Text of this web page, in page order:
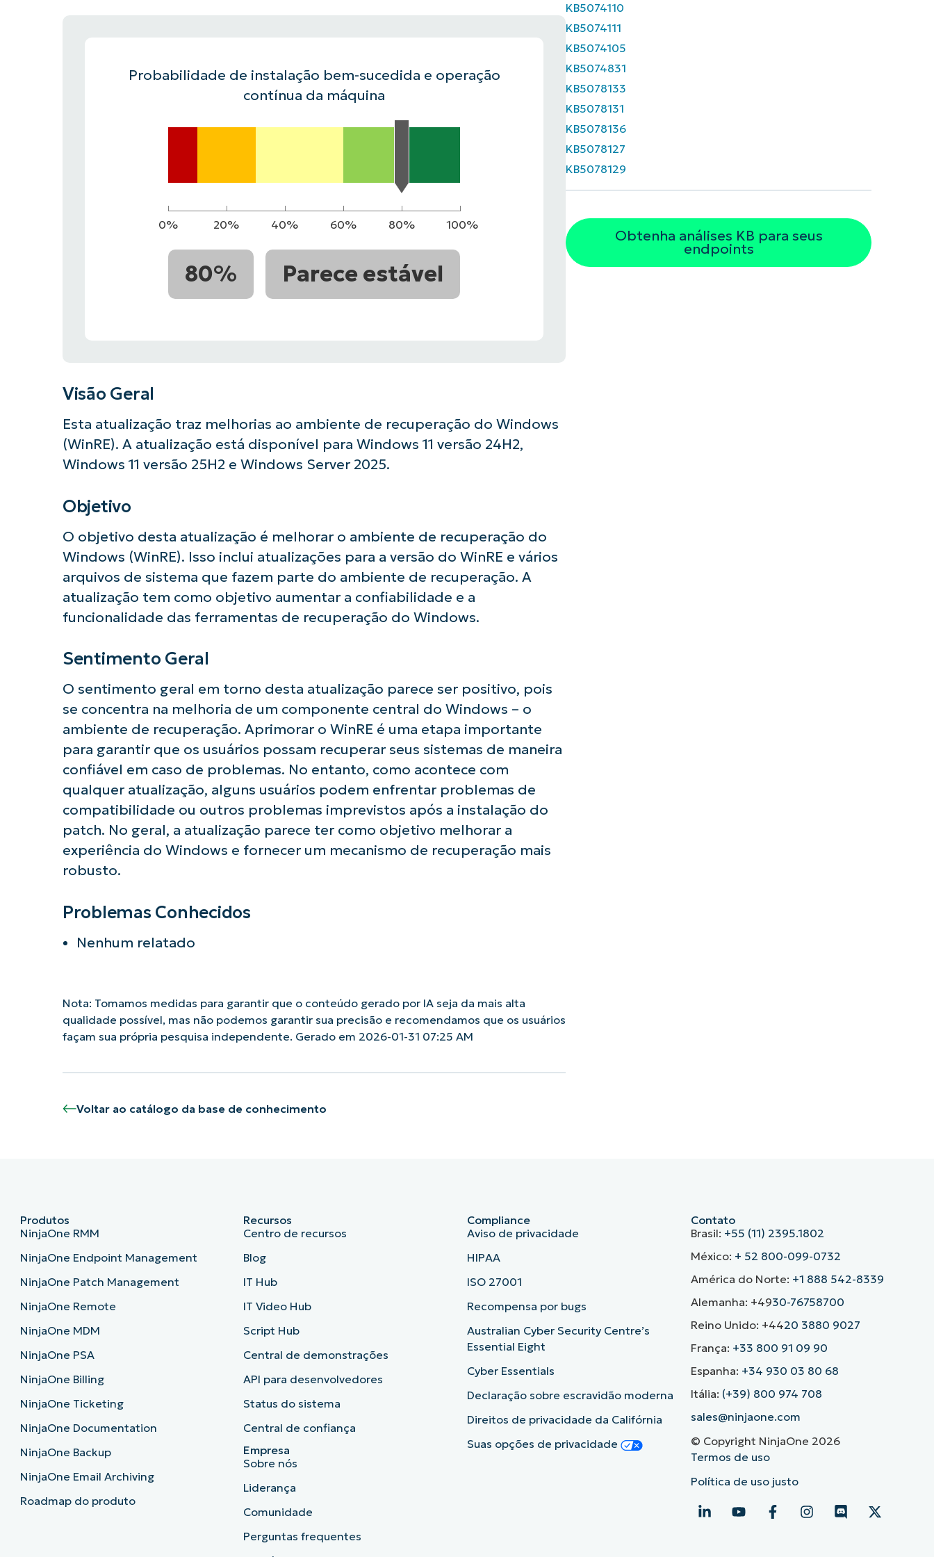
Probabilidade de instalação bem-sucedida e operação
contínua da máquina
0% 20% 40% 60% 80% 100%
80% Parece estável
Visão Geral
Esta atualização traz melhorias ao ambiente de recuperação do Windows
(WinRE). A atualização está disponível para Windows 11 versão 24H2,
Windows 11 versão 25H2 e Windows Server 2025.
Objetivo
O objetivo desta atualização é melhorar o ambiente de recuperação do
Windows (WinRE). Isso inclui atualizações para a versão do WinRE e vários
arquivos de sistema que fazem parte do ambiente de recuperação. A
atualização tem como objetivo aumentar a confiabilidade e a
funcionalidade das ferramentas de recuperação do Windows.
Sentimento Geral
O sentimento geral em torno desta atualização parece ser positivo, pois
se concentra na melhoria de um componente central do Windows – o
ambiente de recuperação. Aprimorar o WinRE é uma etapa importante
para garantir que os usuários possam recuperar seus sistemas de maneira
confiável em caso de problemas. No entanto, como acontece com
qualquer atualização, alguns usuários podem enfrentar problemas de
compatibilidade ou outros problemas imprevistos após a instalação do
patch. No geral, a atualização parece ter como objetivo melhorar a
experiência do Windows e fornecer um mecanismo de recuperação mais
robusto.
Problemas Conhecidos
Nenhum relatado
Nota: Tomamos medidas para garantir que o conteúdo gerado por IA seja da mais alta
qualidade possível, mas não podemos garantir sua precisão e recomendamos que os usuários
façam sua própria pesquisa independente. Gerado em 2026-01-31 07:25 AM
Voltar ao catálogo da base de conhecimento
KB5074110
KB5074111
KB5074105
KB5074831
KB5078133
KB5078131
KB5078136
KB5078127
KB5078129
Obtenha análises KB para seus
endpoints
Comece a usar as análises de KB orientadas por IA do NinjaOne!
First
and
last
Phone
number*
País
Company
name*
Produtos
NinjaOne RMM
NinjaOne Endpoint Management
NinjaOne Patch Management
NinjaOne Remote
NinjaOne MDM
NinjaOne PSA
NinjaOne Billing
NinjaOne Ticketing
NinjaOne Documentation
NinjaOne Backup
NinjaOne Email Archiving
Roadmap do produto
Recursos
Centro de recursos
Blog
IT Hub
IT Video Hub
Script Hub
Central de demonstrações
API para desenvolvedores
Status do sistema
Central de confiança
Empresa
Sobre nós
Liderança
Comunidade
Perguntas frequentes
Compliance
Aviso de privacidade
HIPAA
ISO 27001
Recompensa por bugs
Australian Cyber Security Centre’s
Essential Eight
Cyber Essentials
Declaração sobre escravidão moderna
Direitos de privacidade da Califórnia
Suas opções de privacidade
Contato
Brasil: +55 (11) 2395.1802
México: + 52 800-099-0732
América do Norte: +1 888 542-8339
Alemanha: +4930-76758700
Reino Unido: +4420 3880 9027
França: +33 800 91 09 90
Espanha: +34 930 03 80 68
Itália: (+39) 800 974 708
sales@ninjaone.com
© Copyright NinjaOne 2026
Termos de uso
Política de uso justo